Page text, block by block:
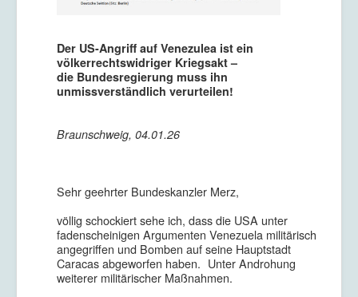
Der US-Angriff auf Venezulea ist ein
völkerrechtswidriger Kriegsakt –
die Bundesregierung muss ihn
unmissverständlich verurteilen!
Braunschweig, 04.01.26
Sehr geehrter Bundeskanzler Merz,
völlig schockiert sehe ich, dass die USA unter
fadenscheinigen Argumenten Venezuela militärisch
angegriffen und Bomben auf seine Hauptstadt
Caracas abgeworfen haben. Unter Androhung
weiterer militärischer Maßnahmen.